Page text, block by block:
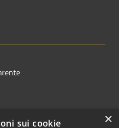
×
sui cookie